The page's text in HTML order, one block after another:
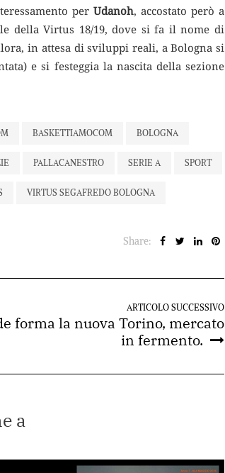
per Udanoh, accostato però a
della Virtus 18/19, dove si fa il nome di
in attesa di sviluppi reali, a Bologna si
e si festeggia la nascita della sezione
BASKETTIAMOCOM BOLOGNA
PALLACANESTRO SERIE A SPORT
VIRTUS SEGAFREDO BOLOGNA
Share:
ARTICOLO SUCCESSIVO
forma la nuova Torino, mercato
in fermento.
a